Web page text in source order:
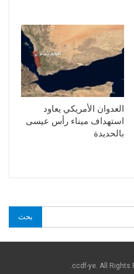
العدوان الأمريكي يعاود
استهداف ميناء رأس عيسى
بالحديدة